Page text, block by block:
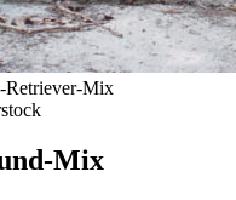
Retriever-Mix
Mix